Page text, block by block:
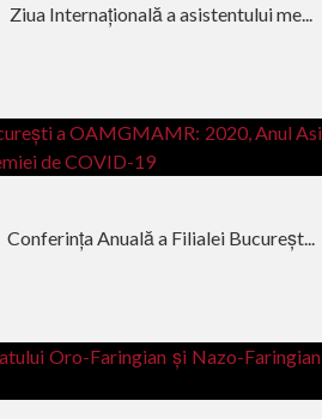
Ziua Internațională a asistentului me...
Conferința Anuală a Filialei Bucureșt...